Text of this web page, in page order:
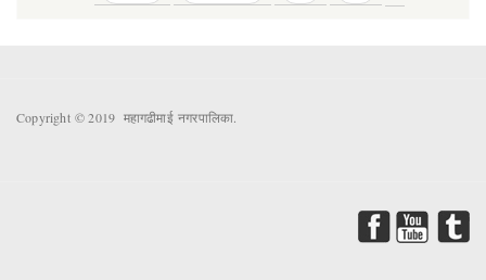
Copyright © 2019 महागढीमाई नगरपालिका.